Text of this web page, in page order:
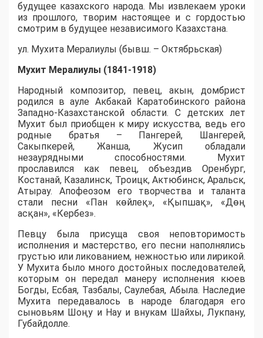
будущее казахского народа. Мы извлекаем уроки
из прошлого, творим настоящее и с гордостью
смотрим в будущее независимого Казахстана.
ул. Мухита Мералиулы (бывш. – Октябрьская)
Мухит Мералиулы (1841-1918)
Народный композитор, певец, акын, домбрист
родился в ауле Акбакай Каратобинского района
Западно-Казахстанской области. С детских лет
Мухит был приобщен к миру искусства, ведь его
родные братья – Пангерей, Шангерей,
Сакыпкерей, Жанша, Жусип обладали
незаурядными способностями. Мухит
прославился как певец, объездив Оренбург,
Костанай, Казалинск, Троицк, Актюбинск, Аральск,
Атырау. Апофеозом его творчества и таланта
стали песни «Пан көйлеқ», «Қыпшақ», «Дөң
асқан», «Кербез».
Певцу была присуща своя неповторимость
исполнения и мастерство, его песни наполнялись
грустью или ликованием, нежностью или лирикой.
У Мухита было много достойных последователей,
которым он передал манеру исполнения кюев
Богды, Есбая, Тазбалы, Саулебая, Абыла. Наследие
Мухита передавалось в народе благодаря его
сыновьям Шоңу и Нау и внукам Шайхы, Лукпану,
Губайдолле.